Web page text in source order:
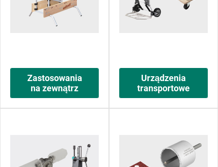
Zastosowania
na zewnątrz
Urządzenia
transportowe